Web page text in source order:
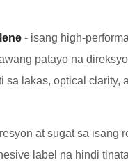
- isang high-
patayo na
lakas, optical clarity,
at sugat sa isang
label na hindi